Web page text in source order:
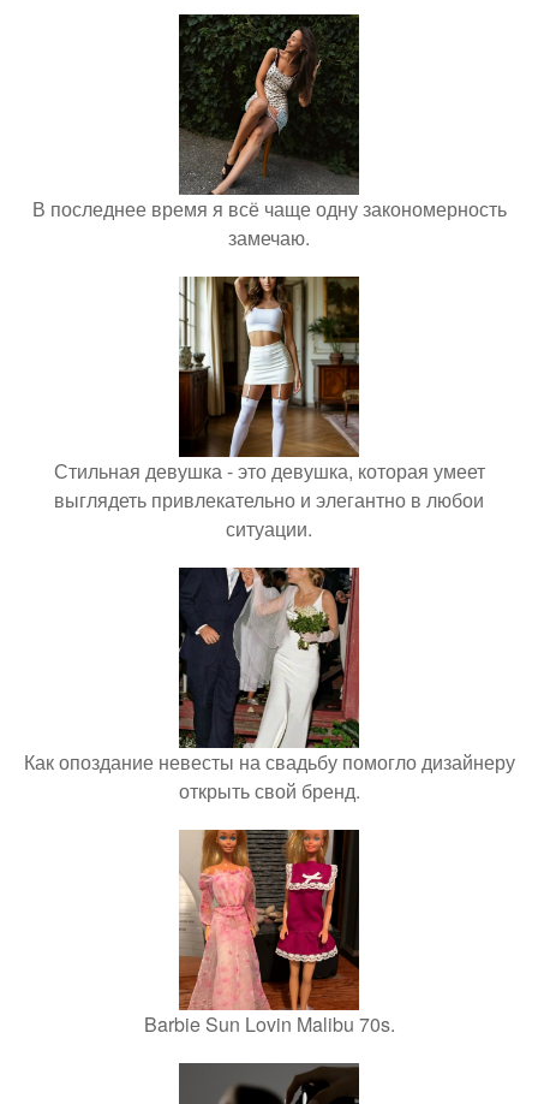
В последнее время я всё чаще одну закономерность
замечаю.
Стильная девушка - это девушка, которая умеет
выглядеть привлекательно и элегантно в любои
ситуации.
Как опоздание невесты на свадьбу помогло дизайнеру
открыть свой бренд.
Barbie Sun Lovin Malibu 70s.